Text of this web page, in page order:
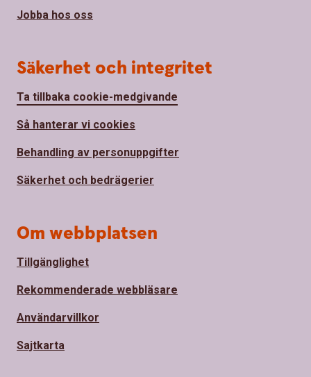
Jobba hos oss
Säkerhet och integritet
Ta tillbaka cookie-medgivande
Så hanterar vi cookies
Behandling av personuppgifter
Säkerhet och bedrägerier
Om webbplatsen
Tillgänglighet
Rekommenderade webbläsare
Användarvillkor
Sajtkarta